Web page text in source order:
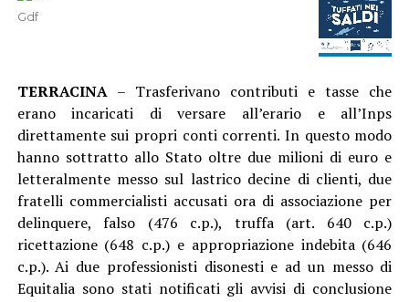
Gdf
TERRACINA– Trasferivano contributi e tasse che
erano incaricati di versare all’erario e all’Inps
direttamente sui propri conti correnti. In questo modo
hanno sottratto allo Stato oltre due milioni di euro e
letteralmente messo sul lastrico decine di clienti, due
fratelli commercialisti accusati ora di associazione per
delinquere, falso (476 c.p.), truffa (art. 640 c.p.)
ricettazione (648 c.p.) e appropriazione indebita (646
c.p.). Ai due professionisti disonesti e ad un messo di
Equitalia sono stati notificati gli avvisi di conclusione